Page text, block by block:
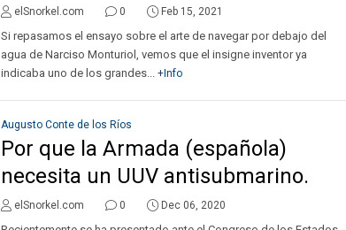
elSnorkel.com 0 Feb 15, 2021
Si repasamos el ensayo sobre el arte de navegar por debajo del
agua de Narciso Monturiol, vemos que el insigne inventor ya
indicaba uno de los grandes... +Info
Augusto Conte de los Ríos
Por que la Armada (española)
necesita un UUV antisubmarino.
elSnorkel.com 0 Dec 06, 2020